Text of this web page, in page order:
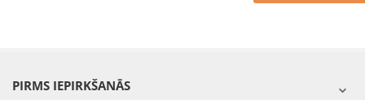
PIRMS IEPIRKŠANĀS